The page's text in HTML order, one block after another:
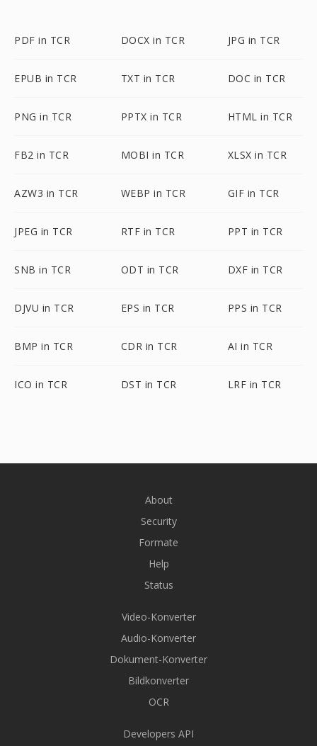
PDF in TCR DOCX in TCR JPG in TCR
EPUB in TCR TXT in TCR DOC in TCR
PNG in TCR PPTX in TCR HTML in TCR
FB2 in TCR MOBI in TCR XLSX in TCR
AZW3 in TCR WEBP in TCR GIF in TCR
JPEG in TCR RTF in TCR PPT in TCR
SNB in TCR ODT in TCR DXF in TCR
DJVU in TCR EPS in TCR PPS in TCR
BMP in TCR CDR in TCR AI in TCR
ICO in TCR DST in TCR LRF in TCR
About
Security
Formate
Help
Status
Video-Konverter
Audio-Konverter
Dokument-Konverter
Bildkonverter
OCR
Developers API